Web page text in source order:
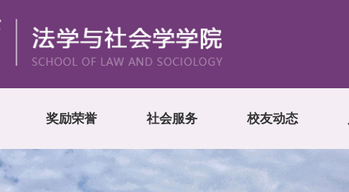
奖励荣誉 社会服务 校友动态